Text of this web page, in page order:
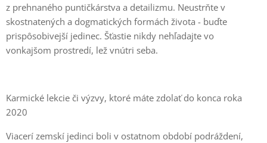
z prehnaného puntičkárstva a detailizmu. Neustrňte v
skostnatených a dogmatických formách života - buďte
prispôsobivejší jedinec. Šťastie nikdy nehľadajte vo
vonkajšom prostredí, lež vnútri seba.
Karmické lekcie či výzvy, ktoré máte zdolať do konca roka
2020
Viacerí zemskí jedinci boli v ostatnom období podráždení,